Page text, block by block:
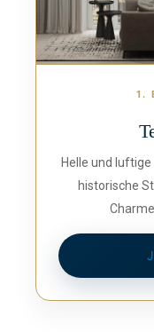
1.
Helle und
historische